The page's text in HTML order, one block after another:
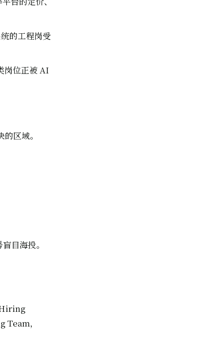
的工程岗受
岗位正被 AI
区域。
目海投。
Hiring
，